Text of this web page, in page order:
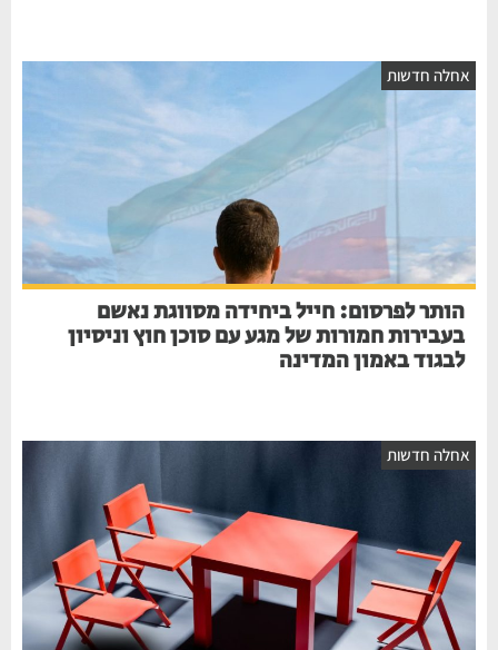
חדשות
הותר לפרסום: חייל ביחידה מסווגת נאשם
בעבירות חמורות של מגע עם סוכן חוץ וניסיון
לבגוד באמון המדינה
חדשות